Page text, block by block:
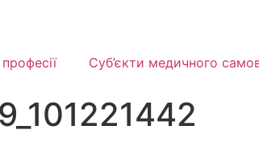
Суб’єкти медичного